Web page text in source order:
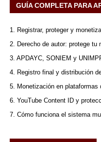
GUÍA COMPLETA PARA
1. Registrar, proteger y
2. Derecho de autor: protege tu
3. APDAYC, SONIEM y
4. Registro final y distribución
5. Monetización en plataformas
6. YouTube Content ID y
7. Cómo funciona el sistema